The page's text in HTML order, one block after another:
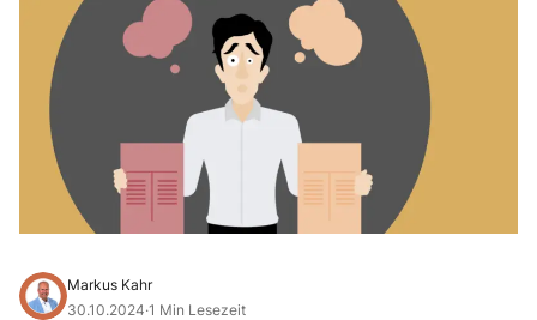
Markus Kahr
30.10.2024·1 Min Lesezeit